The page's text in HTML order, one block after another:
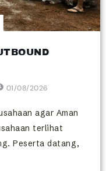
01/08/2026
agar Aman
terlihat
Peserta datang,